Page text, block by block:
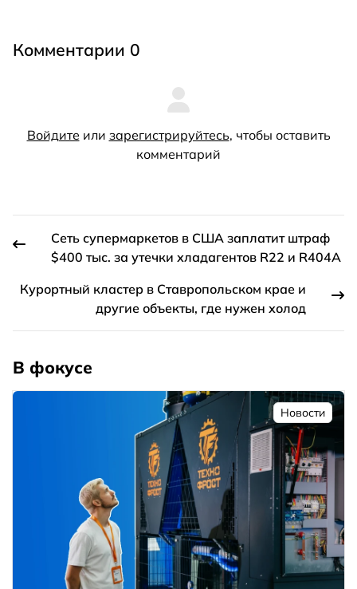
Комментарии 0
Войдите или зарегистрируйтесь, чтобы оставить
комментарий
Сеть супермаркетов в США заплатит штраф
$400 тыс. за утечки хладагентов R22 и R404A
Курортный кластер в Ставропольском крае и
другие объекты, где нужен холод
В фокусе
Новости